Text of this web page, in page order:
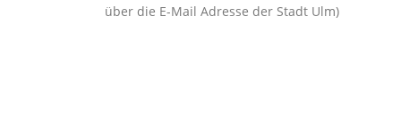
über die E-Mail Adresse der Stadt Ulm)